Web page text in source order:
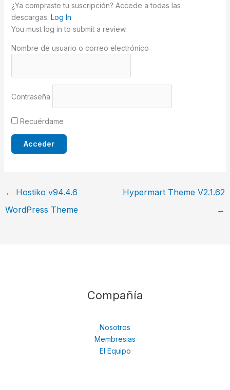
¿Ya compraste tu suscripción? Accede a todas las
descargas. Log In
You must log in to submit a review.
Nombre de usuario o correo electrónico
Contraseña
Recuérdame
← Hostiko v94.4.6
WordPress Theme
Hypermart Theme V2.1.62
→
Compañía
Nosotros
Membresias
El Equipo